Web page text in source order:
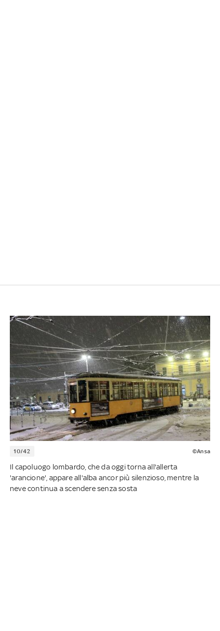
10/42 ©Ansa
Il capoluogo lombardo, che da oggi torna all'allerta
'arancione', appare all'alba ancor più silenzioso, mentre la
neve continua a scendere senza sosta